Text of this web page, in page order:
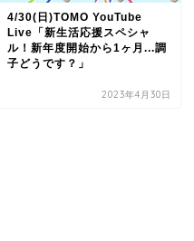
4/30(日)TOMO YouTube
Live「新生活応援スペシャ
ル！新年度開始から1ヶ月...調
子どうです？」
2023年4月30日